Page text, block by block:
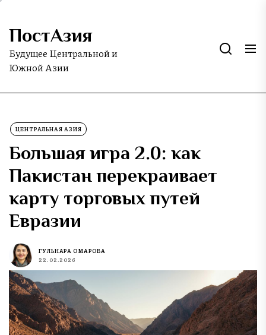
Skip
the
content
ПостАзия
Будущее Центральной и
Южной Азии
ЦЕНТРАЛЬНАЯ АЗИЯ
Большая игра 2.0: как
Пакистан перекраивает
карту торговых путей
Евразии
ГУЛЬНАРА ОМАРОВА
22.02.2026